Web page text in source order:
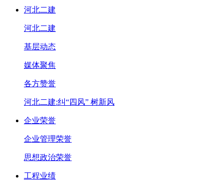
河北二建
河北二建
基层动态
媒体聚焦
各方赞誉
河北二建:纠“四风” 树新风
企业荣誉
企业管理荣誉
思想政治荣誉
工程业绩